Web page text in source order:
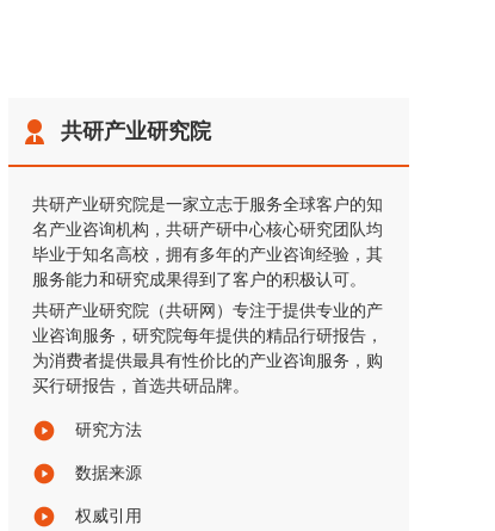
共研产业研究院
共研产业研究院是一家立志于服务全球客户的知
名产业咨询机构，共研产研中心核心研究团队均
毕业于知名高校，拥有多年的产业咨询经验，其
服务能力和研究成果得到了客户的积极认可。
共研产业研究院（共研网）专注于提供专业的产
业咨询服务，研究院每年提供的精品行研报告，
为消费者提供最具有性价比的产业咨询服务，购
买行研报告，首选共研品牌。
研究方法
数据来源
权威引用